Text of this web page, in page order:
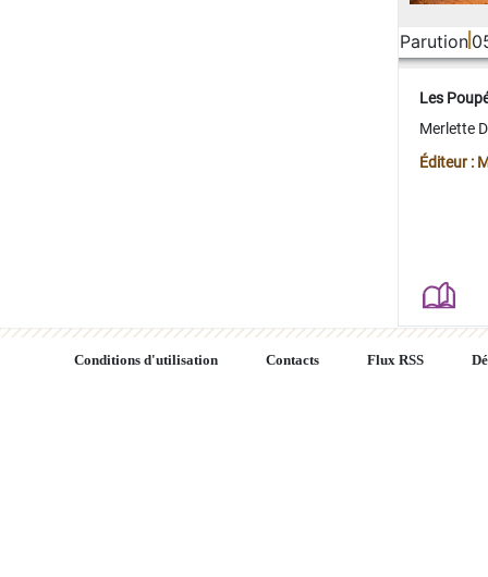
Parution
Les
Merlette
Éditeur :
Conditions d'utilisation Contacts Flux RSS